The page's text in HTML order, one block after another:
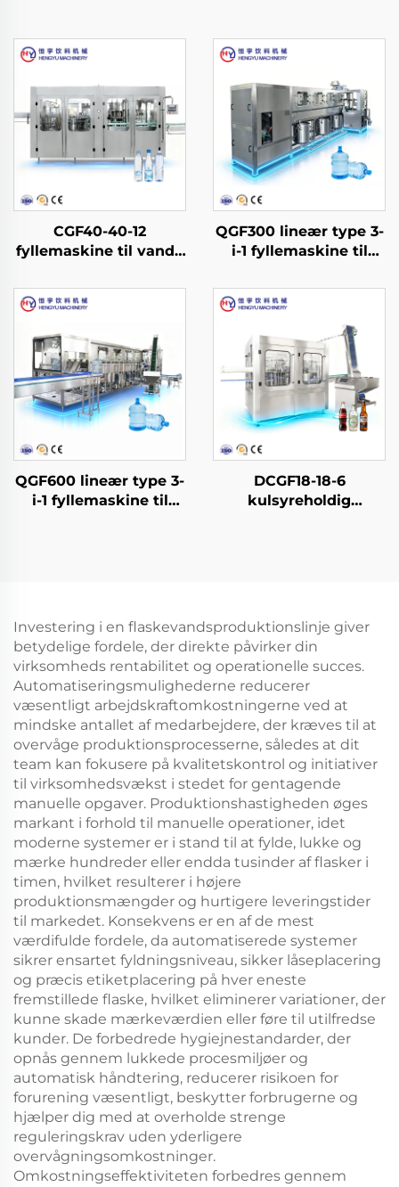
CGF40-40-12
fyllemaskine til vand i
QGF300 lineær type 3-
i-1 fyllemaskine til
QGF600 lineær type 3-
i-1 fyllemaskine til
DCGF18-18-6
kulsyreholdig
Investering i en flaskevandsproduktionslinje giver
betydelige fordele, der direkte påvirker din
virksomheds rentabilitet og operationelle succes.
Automatiseringsmulighederne reducerer
væsentligt arbejdskraftomkostningerne ved at
mindske antallet af medarbejdere, der kræves til at
overvåge produktionsprocesserne, således at dit
team kan fokusere på kvalitetskontrol og initiativer
til virksomhedsvækst i stedet for gentagende
manuelle opgaver. Produktionshastigheden øges
markant i forhold til manuelle operationer, idet
moderne systemer er i stand til at fyldе, lukke og
mærke hundreder eller endda tusinder af flasker i
timen, hvilket resulterer i højere
produktionsmængder og hurtigere leveringstider
til markedet. Konsekvens er en af de mest
værdifulde fordele, da automatiserede systemer
sikrer ensartet fyldningsniveau, sikker låseplacering
og præcis etiketplacering på hver eneste
fremstillede flaske, hvilket eliminerer variationer, der
kunne skade mærkeværdien eller føre til utilfredse
kunder. De forbedrede hygiejnestandarder, der
opnås gennem lukkede procesmiljøer og
automatisk håndtering, reducerer risikoen for
forurening væsentligt, beskytter forbrugerne og
hjælper dig med at overholde strenge
reguleringskrav uden yderligere
overvågningsomkostninger.
Omkostningseffektiviteten forbedres gennem